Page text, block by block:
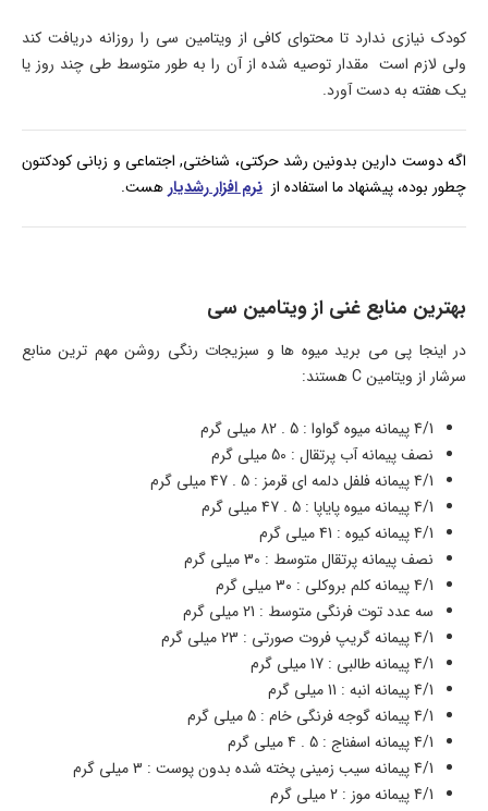
کودک نیازی ندارد تا محتوای کافی از ویتامین سی را روزانه دریافت کند
ولی لازم است مقدار توصیه شده از آن را به طور متوسط طی چند روز یا
یک هفته به دست آورد.
اگه دوست دارین بدونین رشد حرکتی، شناختی, اجتماعی و زبانی کودکتون
چطور بوده، پیشنهاد ما استفاده از نرم افزار رشدیار هست.
بهترین منابع غنی از ویتامین سی
در اینجا پی می برید میوه ها و سبزیجات رنگی روشن مهم ترین منابع
سرشار از ویتامینCهستند:
4/1 پیمانه میوه گواوا : 5 . 82 میلی گرم
نصف پیمانه آب پرتقال : 50 میلی گرم
4/1 پیمانه فلفل دلمه ای قرمز : 5 . 47 میلی گرم
4/1 پیمانه میوه پایاپا : 5 . 47 میلی گرم
4/1 پیمانه کیوه : 41 میلی گرم
نصف پیمانه پرتقال متوسط : 30 میلی گرم
4/1 پیمانه کلم بروکلی : 30 میلی گرم
سه عدد توت فرنگی متوسط : 21 میلی گرم
4/1 پیمانه گریپ فروت صورتی : 23 میلی گرم
4/1 پیمانه طالبی : 17 میلی گرم
4/1 پیمانه انبه : 11 میلی گرم
4/1 پیمانه گوجه فرنگی خام : 5 میلی گرم
4/1 پیمانه اسفناج : 5 . 4 میلی گرم
4/1 پیمانه سیب زمینی پخته شده بدون پوست : 3 میلی گرم
4/1 پیمانه موز : 2 میلی گرم